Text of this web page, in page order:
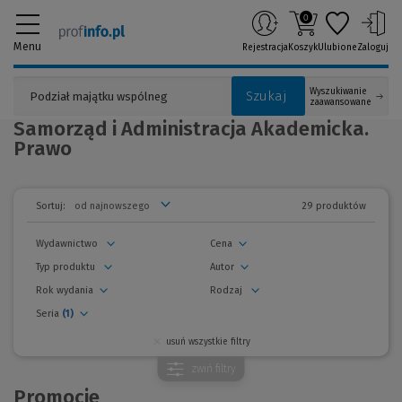
Menu
Szukaj
Wyszukiwanie
zaawansowane
Rejestracja
0
KoszykUlubioneZaloguj
Samorząd i Administracja Akademicka.
Prawo
Sortuj: 29 produktów
Wydawnictwo
Rodzaj
Autor
Seria (1)
Cena
Rok wydania
Typ produktu
usuń wszystkie filtry
zwiń filtry
Promocje